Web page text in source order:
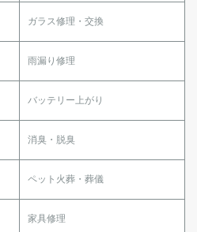
ガラス修理・交換
雨漏り修理
バッテリー上がり
消臭・脱臭
ペット火葬・葬儀
家具修理